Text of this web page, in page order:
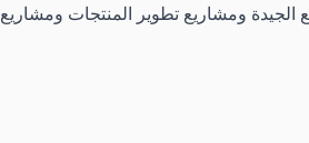
الجيدة ومشاريع تطوير المنتجات ومشاريع